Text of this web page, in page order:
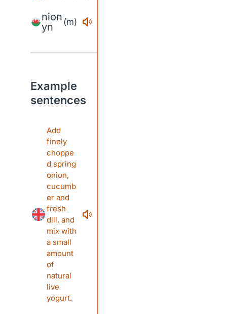
nion
yn
(m)
Example
sentences
Add
finely
choppe
d spring
onion,
cucumb
er and
fresh
dill, and
mix with
a small
amount
of
natural
live
yogurt.